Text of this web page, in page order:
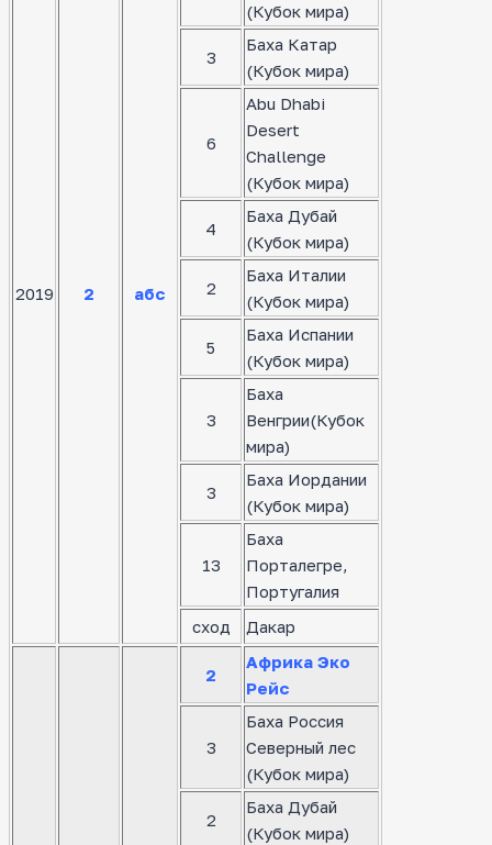
2019 2 абс
(Кубок мира)
3
Баха Катар
(Кубок мира)
6
Abu Dhabi
Desert
Challenge
(Кубок мира)
4
Баха Дубай
(Кубок мира)
2
Баха Италии
(Кубок мира)
5
Баха Испании
(Кубок мира)
3
Баха
Венгрии(Кубок
мира)
3
Баха Иордании
(Кубок мира)
13
Баха
Порталегре,
Португалия
сход
Дакар
2
Африка Эко
Рейс
3
Баха Россия
Северный лес
(Кубок мира)
2
Баха Дубай
(Кубок мира)